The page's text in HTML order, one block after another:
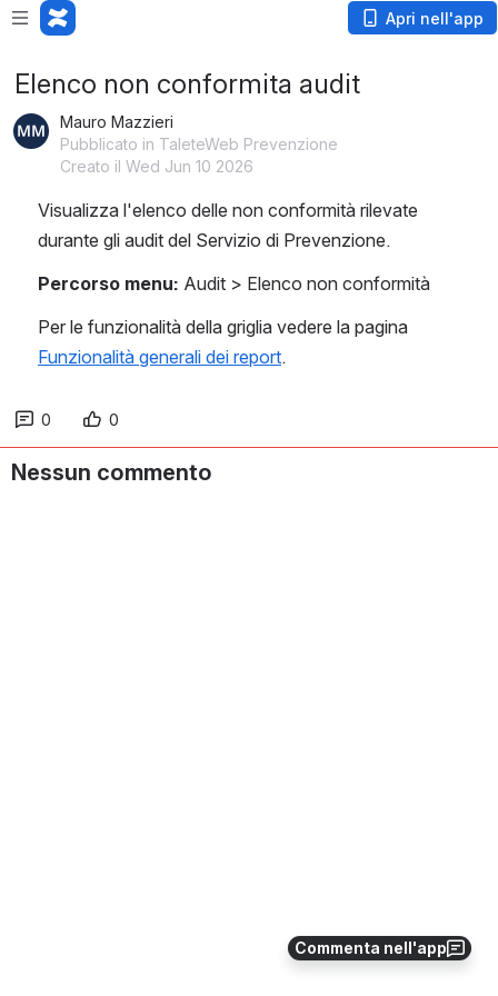
Apri nell'app
Commenta nell'app
Elenco non conformita audit
Mauro Mazzieri
Pubblicato in TaleteWeb Prevenzione
Creato il Wed Jun 10 2026
Visualizza l'elenco delle non conformità rilevate
durante gli audit del Servizio di Prevenzione.
Percorso menu: Audit > Elenco non conformità
Funzionalità generali dei report.
0 0
Nessun commento